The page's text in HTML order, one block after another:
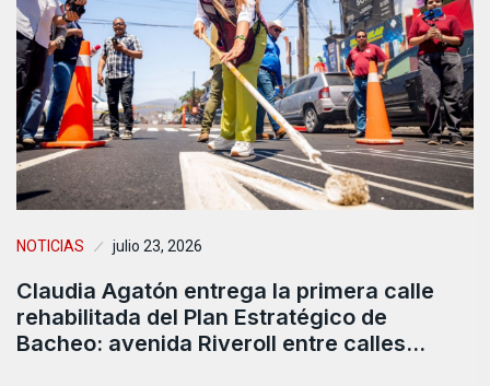
NOTICIAS julio 23, 2026
Claudia Agatón entrega la primera calle
rehabilitada del Plan Estratégico de
Bacheo: avenida Riveroll entre calles…